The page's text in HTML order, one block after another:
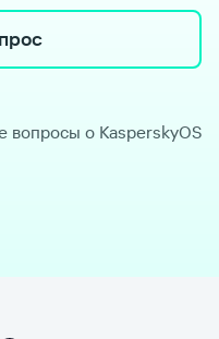
вопросы о KasperskyOS